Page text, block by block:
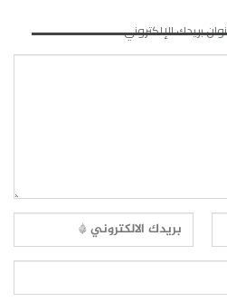
بريدك الإلكتروني.